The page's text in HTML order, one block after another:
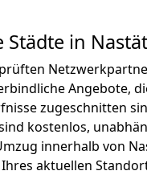
Städte in
Angebote,
zugeschnitten
kostenlos,
innerhalb von
aktuellen